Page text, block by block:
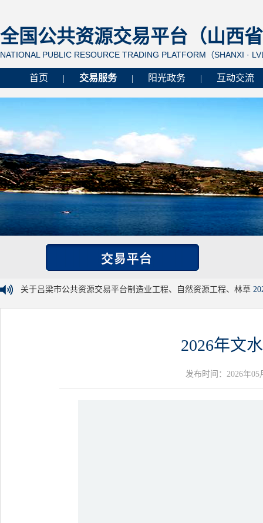
全国公共资源交易平台（山西
NATIONAL PUBLIC RESOURCE TRADING PLATFORM（SHANXI ·
首页 交易服务 阳光政务 互动交流
关于吕梁市公共资源交易平台制造业工程、自然资源工程、林草
2026年文
发布时间：2026年05